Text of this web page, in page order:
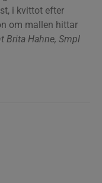
i kvittot efter
om mallen hittar
Brita Hahne, Smpl